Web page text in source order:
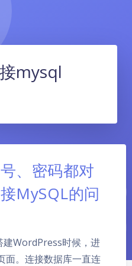
mysql
、密码都对
MySQL的问
WordPress时候，进
面。连接数据库一直连